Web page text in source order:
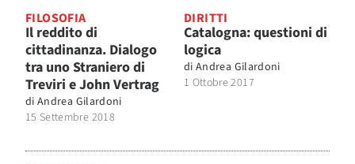
FILOSOFIA
Il reddito di
cittadinanza. Dialogo
tra uno Straniero di
Treviri e John Vertrag
di Andrea Gilardoni
15 Settembre 2018
DIRITTI
Catalogna: questioni di
logica
di Andrea Gilardoni
1 Ottobre 2017